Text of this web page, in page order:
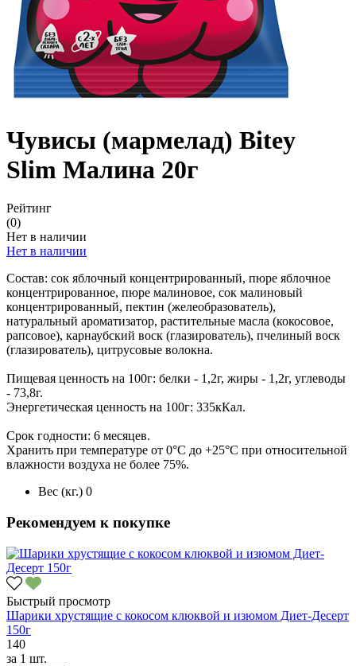
Чувисы (мармелад) Bitey
Slim Малина 20г
Рейтинг
(0)
Нет в наличии
Нет в наличии
Состав: сок яблочный концентрированный, пюре яблочное
концентрированное, пюре малиновое, сок малиновый
концентрированный, пектин (желеобразователь),
натуральный ароматизатор, растительные масла (кокосовое,
рапсовое), карнаубский воск (глазирователь), пчелиный воск
(глазирователь), цитрусовые волокна.
Пищевая ценность на 100г: белки - 1,2г, жиры - 1,2г, углеводы
- 73,8г.
Энергетическая ценность на 100г: 335кКал.
Срок годности: 6 месяцев.
Хранить при температуре от 0°С до +25°С при относительной
влажности воздуха не более 75%.
Вес (кг.) 0
Рекомендуем к покупке
Быстрый просмотр
Шарики хрустящие с кокосом клюквой и изюмом Диет-Десерт
150г
140
за 1 шт.